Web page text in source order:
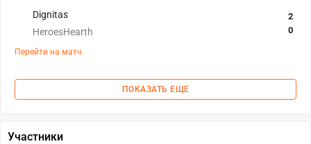
Dignitas
HeroesHearth
2
0
Перейти на матч
ПОКАЗАТЬ ЕЩЕ
Участники